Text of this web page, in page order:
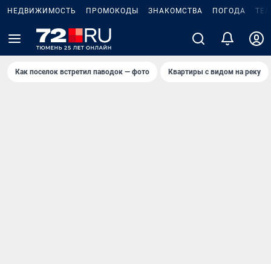
НЕДВИЖИМОСТЬ ПРОМОКОДЫ ЗНАКОМСТВА ПОГОДА
Как поселок встретил паводок — фото Квартиры с видом на реку